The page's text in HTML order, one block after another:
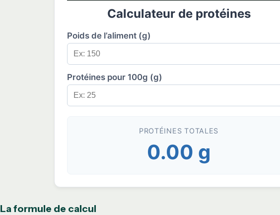
Calculateur de protéines
Poids de l’aliment (g)
Protéines pour 100g (g)
PROTÉINES TOTALES
0.00 g
La formule de calcul